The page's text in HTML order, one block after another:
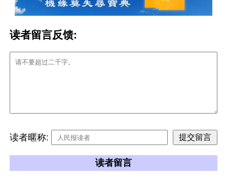
读者留言反馈:
读者暱称:
读者留言